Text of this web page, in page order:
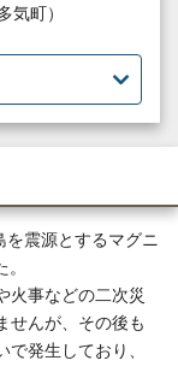
気町）
震源とするマグニ
火事などの二次災
せんが、その後も
発生しており、